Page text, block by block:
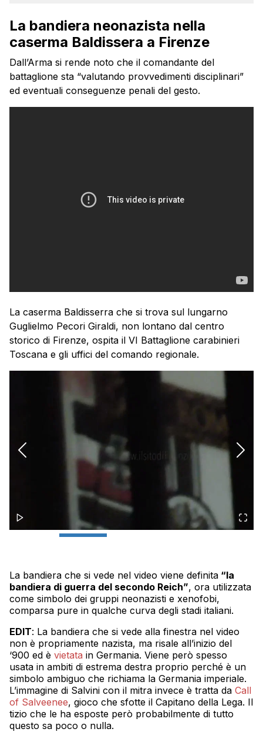
La bandiera neonazista nella
caserma Baldissera a Firenze
Dall’Arma si rende noto che il comandante del
battaglione sta “valutando provvedimenti disciplinari”
ed eventuali conseguenze penali del gesto.
La caserma Baldisserra che si trova sul lungarno
Guglielmo Pecori Giraldi, non lontano dal centro
storico di Firenze, ospita il VI Battaglione carabinieri
Toscana e gli uffici del comando regionale.
La bandiera che si vede nel video viene definita “la
bandiera di guerra del secondo Reich”, ora utilizzata
come simbolo dei gruppi neonazisti e xenofobi,
comparsa pure in qualche curva degli stadi italiani.
EDIT: La bandiera che si vede alla finestra nel video
non è propriamente nazista, ma risale all’inizio del
‘900 ed è vietata in Germania. Viene però spesso
usata in ambiti di estrema destra proprio perché è un
simbolo ambiguo che richiama la Germania imperiale.
L’immagine di Salvini con il mitra invece è tratta da Call
of Salveenee, gioco che sfotte il Capitano della Lega. Il
tizio che le ha esposte però probabilmente di tutto
questo sa poco o nulla.